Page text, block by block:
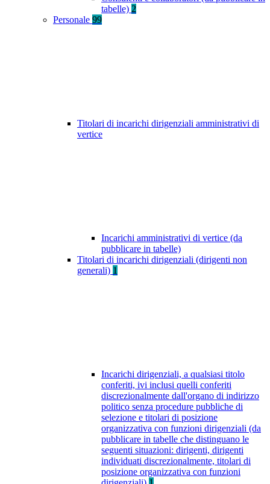
tabelle) 2
Personale 99
Titolari di incarichi dirigenziali amministrativi di
vertice
Incarichi amministrativi di vertice (da
pubblicare in tabelle)
Titolari di incarichi dirigenziali (dirigenti non
generali) 1
Incarichi dirigenziali, a qualsiasi titolo
conferiti, ivi inclusi quelli conferiti
discrezionalmente dall'organo di indirizzo
politico senza procedure pubbliche di
selezione e titolari di posizione
organizzativa con funzioni dirigenziali (da
pubblicare in tabelle che distinguano le
seguenti situazioni: dirigenti, dirigenti
individuati discrezionalmente, titolari di
posizione organizzativa con funzioni